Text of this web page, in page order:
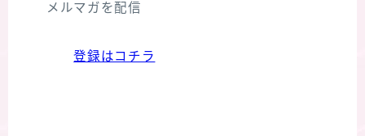
メルマガを配信
登録はコチラ